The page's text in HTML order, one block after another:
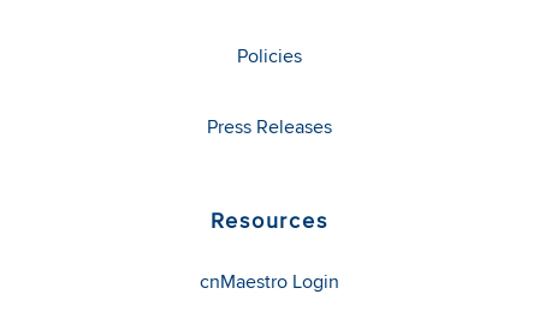
Policies
Press Releases
Resources
cnMaestro Login